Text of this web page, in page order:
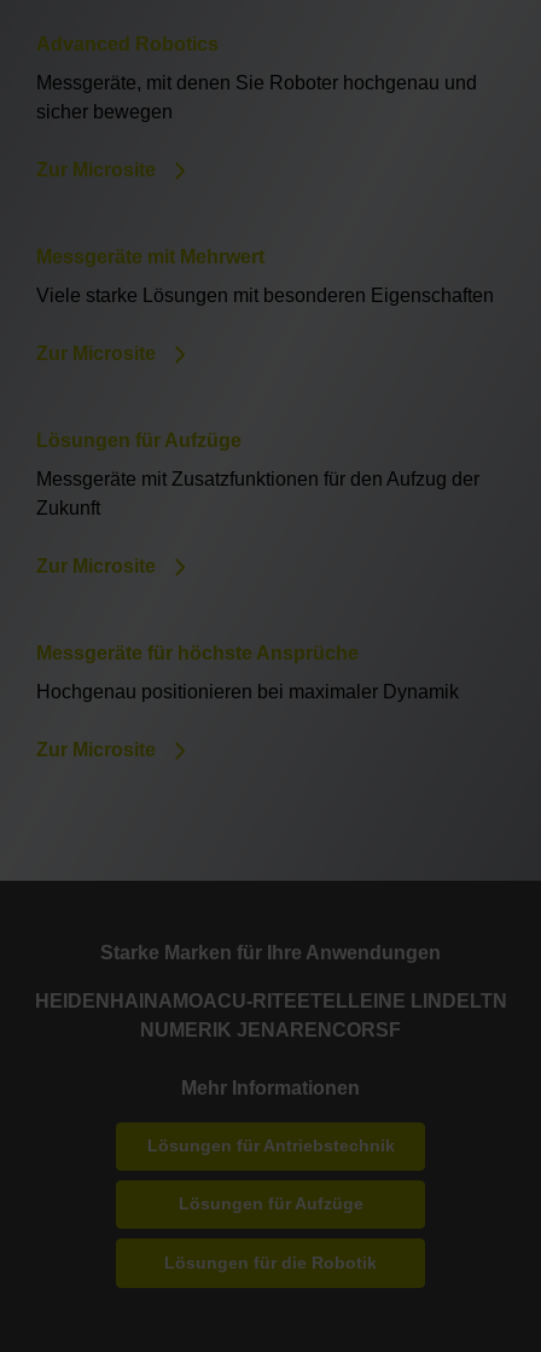
Advanced Robotics
Messgeräte, mit denen Sie Roboter hochgenau und
sicher bewegen
Zur Microsite
Messgeräte mit Mehrwert
Viele starke Lösungen mit besonderen Eigenschaften
Zur Microsite
Lösungen für Aufzüge
Messgeräte mit Zusatzfunktionen für den Aufzug der
Zukunft
Zur Microsite
Messgeräte für höchste Ansprüche
Hochgenau positionieren bei maximaler Dynamik
Zur Microsite
Starke Marken für Ihre Anwendungen
HEIDENHAIN AMOACU-RITE ETEL LEINE LINDE LTN
NUMERIK JENA RENCORSF
Mehr Informationen
Lösungen für Antriebstechnik
Lösungen für Aufzüge
Lösungen für die Robotik